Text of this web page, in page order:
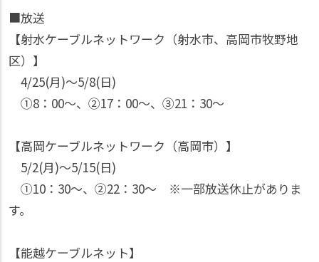
■放送
【射水ケーブルネットワーク（射水市、高岡市牧野地
区）】
4/25(月)〜5/8(日)
①8：00～、②17：00～、③21：30～
【高岡ケーブルネットワーク（高岡市）】
5/2(月)〜5/15(日)
①10：30〜、②22：30〜 ※一部放送休止がありま
す。
【能越ケーブルネット】